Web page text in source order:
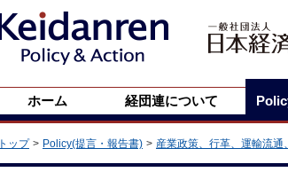
ホーム 経団連について
トップ Policy(提言・報告書) 産業政策、行革、運輸流通